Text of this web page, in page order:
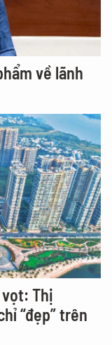
về lãnh
Thị
“đẹp” trên